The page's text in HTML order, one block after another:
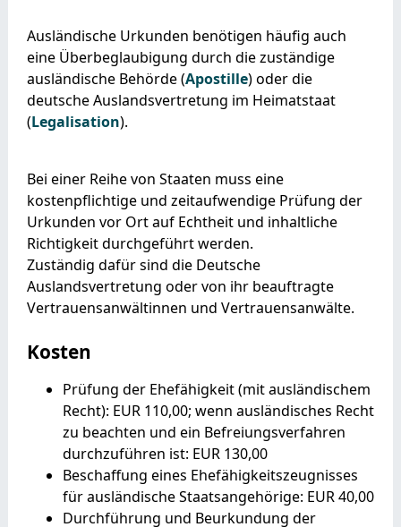
Ausländische Urkunden benötigen häufig auch
eine Überbeglaubigung durch die zuständige
ausländische Behörde (Apostille) oder die
deutsche Auslandsvertretung im Heimatstaat
(Legalisation).
Bei einer Reihe von Staaten muss eine
kostenpflichtige und zeitaufwendige Prüfung der
Urkunden vor Ort auf Echtheit und inhaltliche
Richtigkeit durchgeführt werden.
Zuständig dafür sind die Deutsche
Auslandsvertretung oder von ihr beauftragte
Vertrauensanwältinnen und Vertrauensanwälte.
Kosten
Prüfung der Ehefähigkeit (mit ausländischem
Recht): EUR 110,00; wenn ausländisches Recht
zu beachten und ein Befreiungsverfahren
durchzuführen ist: EUR 130,00
Beschaffung eines Ehefähigkeitszeugnisses
für ausländische Staatsangehörige: EUR 40,00
Durchführung und Beurkundung der